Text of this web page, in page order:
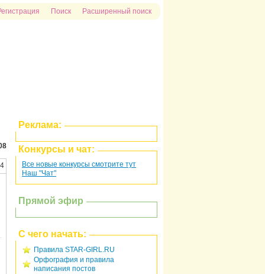
Поиск Расширенный поиск
Реклама:
Конкурсы и чат:
Все новые конкурсы смотрите тут
Наш "Чат"
Прямой эфир
С чего начать:
Правила STAR-GIRL.RU
Орфография и правила
написания постов